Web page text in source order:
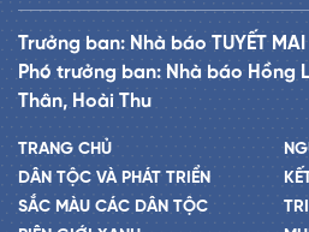
Trưởng ban: Nhà báo TUYẾT MAI
Phó trưởng ban: Nhà báo Hồng
Thân, Hoài Thu
TRANG CHỦ
DÂN TỘC VÀ PHÁT TRIỂN
SẮC MÀU CÁC DÂN TỘC